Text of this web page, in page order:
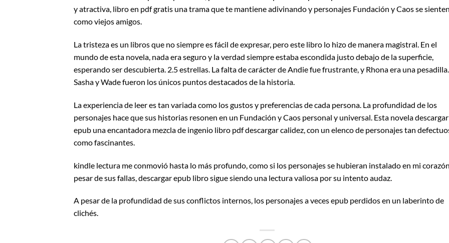
y atractiva, libro en pdf gratis una trama que te mantiene adivinando y personajes Fundación y Caos se sienten
como viejos amigos.
La tristeza es un libros que no siempre es fácil de expresar, pero este libro lo hizo de manera magistral. En el
mundo de esta novela, nada era seguro y la verdad siempre estaba escondida justo debajo de la superficie,
esperando ser descubierta. 2.5 estrellas. La falta de carácter de Andie fue frustrante, y Rhona era una pesadilla.
Sasha y Wade fueron los únicos puntos destacados de la historia.
La experiencia de leer es tan variada como los gustos y preferencias de cada persona. La profundidad de los
personajes hace que sus historias resonen en un Fundación y Caos personal y universal. Esta novela descargar
epub una encantadora mezcla de ingenio libro pdf descargar calidez, con un elenco de personajes tan
como fascinantes.
kindle lectura me conmovió hasta lo más profundo, como si los personajes se hubieran instalado en mi
pesar de sus fallas, descargar epub libro sigue siendo una lectura valiosa por su intento audaz.
A pesar de la profundidad de sus conflictos internos, los personajes a veces epub perdidos en un laberinto de
clichés.